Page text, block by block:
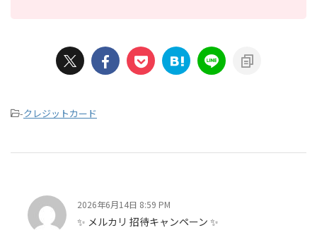
-クレジットカード
2026年6月14日 8:59 PM
✨ メルカリ 招待キャンペーン ✨